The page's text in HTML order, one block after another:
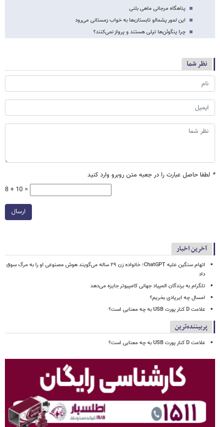
پناهگاه مرجانی ماهی بلنی
این لمور پشمالو تابستان‌ها به خواب زمستانی می‌رود
چرا پنگوئن‌ها تپلی هستند و پرواز نمی‌کنند؟
نظر شما
* لطفا حاصل عبارت را در جعبه متن روبرو وارد کنید
8 + 10 =
ارسال
آخرین اخبار
اتهام سنگین علیه ChatGPT؛ خانواده زن ۲۹ ساله می‌گویند هوش مصنوعی او را به مرگ سوق
داد
تلگرام به برندگان المپیاد جهانی کامپیوتر جایزه می‌دهد
امسال چه ایرپادی بخریم؟
علامت D کنار پورت USB به چه معنایی است؟
پربیننده‌ترین
علامت D کنار پورت USB به چه معنایی است؟